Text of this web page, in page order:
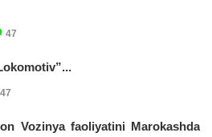
47
47
Vozinya faoliyatini Marokashda